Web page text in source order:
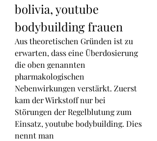
bolivia, youtube
bodybuilding frauen
Aus theoretischen Gründen ist zu
erwarten, dass eine Überdosierung
die oben genannten
pharmakologischen
Nebenwirkungen verstärkt. Zuerst
kam der Wirkstoff nur bei
Störungen der Regelblutung zum
Einsatz, youtube bodybuilding. Dies
nennt man